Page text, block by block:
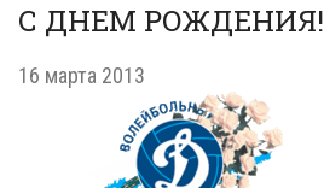
С ДНЕМ РОЖДЕНИЯ!
16 марта 2013